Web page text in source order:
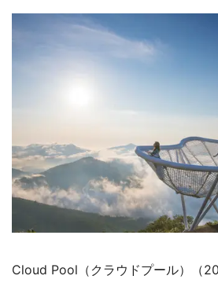
Cloud Pool（クラウドプール）（